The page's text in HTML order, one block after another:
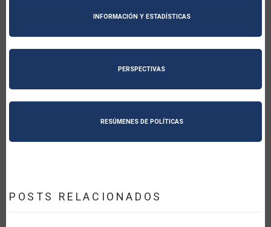
INFORMACIÓN Y ESTADÍSTICAS
PERSPECTIVAS
RESÚMENES DE POLÍTICAS
POSTS RELACIONADOS